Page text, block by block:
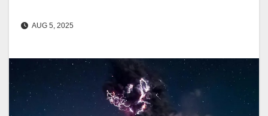
AUG 5, 2025